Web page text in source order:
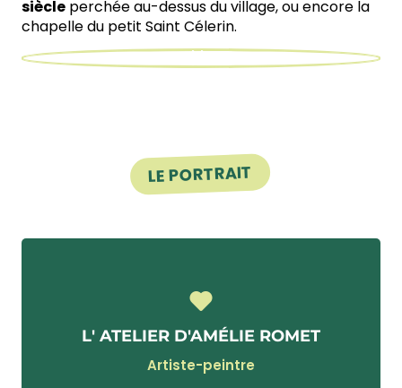
siècle perchée au-dessus du village, ou encore la
chapelle du petit Saint Célerin.
LE PORTRAIT
Amélie Romet
L' ATELIER D'AMÉLIE ROMET
Artiste-peintre